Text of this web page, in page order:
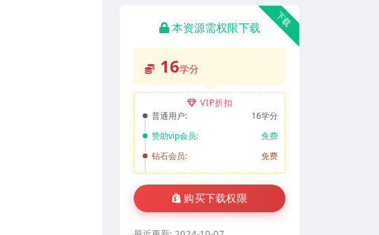
下载
本资源需权限下载
16学分
VIP折扣
普通用户:
16学分
赞助vip会员:
免费
钻石会员:
免费
购买下载权限